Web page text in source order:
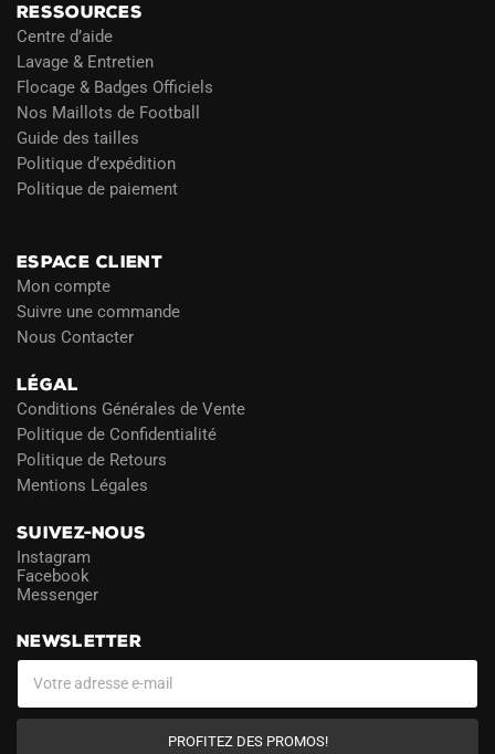
RESSOURCES
Centre d’aide
Lavage & Entretien
Flocage & Badges Officiels
Nos Maillots de Football
Guide des tailles
Politique d’expédition
Politique de paiement
ESPACE CLIENT
Mon compte
Suivre une commande
Nous Contacter
LÉGAL
Conditions Générales de Vente
Politique de Confidentialité
Politique de Retours
Mentions Légales
SUIVEZ-NOUS
Instagram
Facebook
Messenger
NEWSLETTER
PROFITEZ DES PROMOS!